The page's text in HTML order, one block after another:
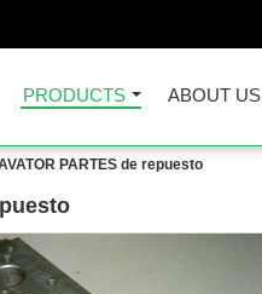
PRODUCTS ABOUT US
PARTES de repuesto